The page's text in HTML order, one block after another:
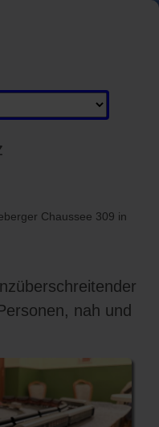
Chaussee 309 in
nah und